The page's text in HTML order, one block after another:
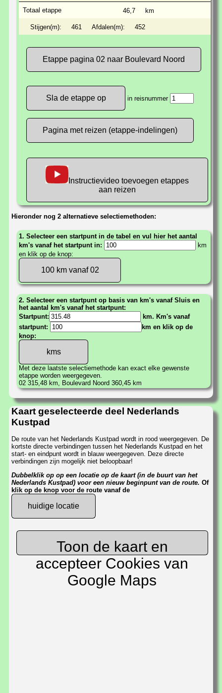
Totaal etappe 46,7 km
Stijgen(m): 461 Afdalen(m): 452
Etappe pagina 02 naar Boulevard Noord
in reisnummer
Pagina met reizen (etappe-indelingen)
Instructievideo toevoegen etappes
aan reizen
Hieronder nog 2 alternatieve selectiemethoden:
1. Selecteer een startpunt in de tabel en vul hier het aantal
km's vanaf het startpunt in:
km
en klik op de knop:
100 km vanaf 02
2. Selecteer een startpunt op basis van km's vanaf Sluis en
het aantal km's vanaf het startpunt:
Startpunt:
km. Km's vanaf
startpunt:
km en klik op de
knop:
Met deze laatste selectiemethode kan exact elke gewenste
etappe worden weergegeven.
02 315,48 km, Boulevard Noord 360,45 km
Kaart geselecteerde deel Nederlands
Kustpad
De route van het Nederlands Kustpad wordt in rood weergegeven. De
kortste directe verbindingen tussen het Nederlands Kustpad en het
start- en eindpunt wordt in blauw weergegeven. Deze directe
verbindingen zijn mogelijk niet beloopbaar!
Dubbelklik op op een locatie op de kaart (in de buurt van het
Nederlands Kustpad) voor een nieuw beginpunt van de route. Of
klik op de knop voor de route vanaf de
huidige locatie
Toon de kaart en
accepteer Cookies van
Google Maps